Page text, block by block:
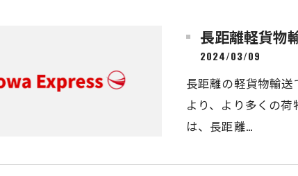
長距離軽貨物
2024/03/09
長距離の軽貨物輸
より、より多くの
は、長距離…